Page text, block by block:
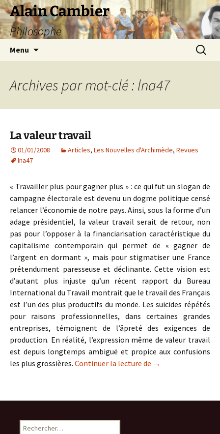
Aller
au
contenu
Alain Cambier
Philosophe
Menu
Archives par mot-clé : lna47
La valeur travail
01/01/2008 Articles, Les Nouvelles d'Archimède, Revues
lna47
« Travailler plus pour gagner plus » : ce qui fut un slogan de
campagne électorale est devenu un dogme politique censé
relancer l’économie de notre pays. Ainsi, sous la forme d’un
adage présidentiel, la valeur travail serait de retour, non
pas pour l’opposer à la financiarisation caractéristique du
capitalisme contemporain qui permet de « gagner de
l’argent en dormant », mais pour stigmatiser une France
prétendument paresseuse et déclinante. Cette vision est
d’autant plus injuste qu’un récent rapport du Bureau
International du Travail montrait que le travail des Français
est l’un des plus productifs du monde. Les suicides répétés
pour raisons professionnelles, dans certaines grandes
entreprises, témoignent de l’âpreté des exigences de
production. En réalité, l’expression même de valeur travail
est depuis longtemps ambiguë et propice aux confusions
les plus grossières. Continuer la lecture de La valeur travail
→
Rechercher :